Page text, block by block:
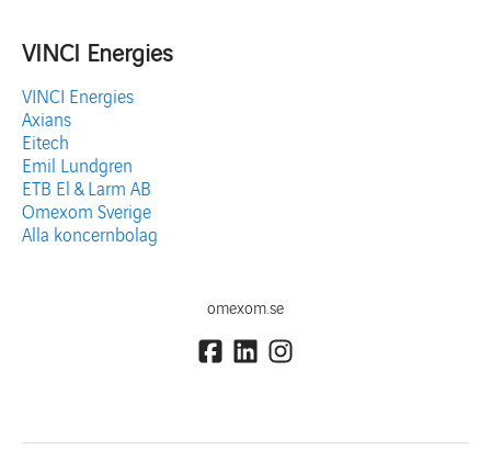
VINCI Energies
VINCI Energies
Axians
Eitech
Emil Lundgren
ETB El & Larm AB
Omexom Sverige
Alla koncernbolag
omexom.se